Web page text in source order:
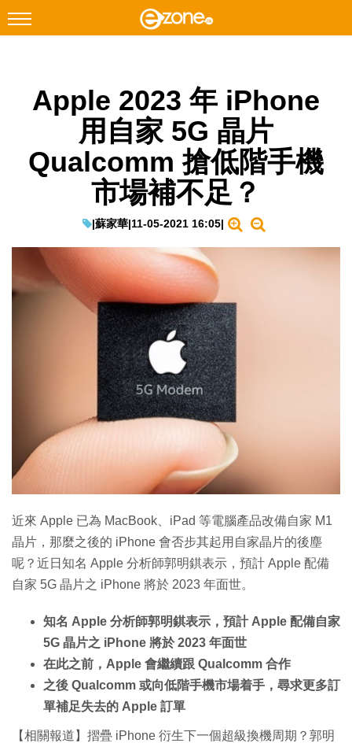
Facebook Instagram
網絡生活
EduTech
IT Times
生成式AI與雲端應用
Enterprise Digital Transformation
Apple 2023 年 iPhone
用自家 5G 晶片
Qualcomm 搶低階手機
市場補不足？
|蘇家華|11-05-2021 16:05|
近來 Apple 已為 MacBook、iPad 等電腦產品改備自家 M1
晶片，那麼之後的 iPhone 會否步其起用自家晶片的後塵
呢？近日知名 Apple 分析師郭明錤表示，預計 Apple 配備
自家 5G 晶片之 iPhone 將於 2023 年面世。
知名 Apple 分析師郭明錤表示，預計 Apple 配備自家
5G 晶片之 iPhone 將於 2023 年面世
在此之前，Apple 會繼續跟 Qualcomm 合作
之後 Qualcomm 或向低階手機市場着手，尋求更多訂
單補足失去的 Apple 訂單
【相關報道】摺疊 iPhone 衍生下一個超級換機周期？郭明